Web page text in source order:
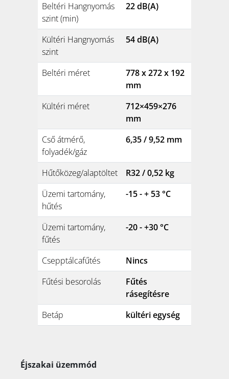
Beltéri Hangnyomás
szint (min)
22 dB(A)
Kültéri Hangnyomás
szint
54 dB(A)
Beltéri méret
778 x 272 x 192
mm
Kültéri méret
712×459×276
mm
Cső átmérő,
folyadék/gáz
6,35 / 9,52 mm
Hűtőközeg/alaptöltet
R32 / 0,52 kg
Üzemi tartomány,
hűtés
-15 - + 53 °C
Üzemi tartomány,
fűtés
-20 - +30 °C
Csepptálcafűtés
Nincs
Fűtési besorolás
Fűtés
rásegítésre
Betáp
kültéri egység
Éjszakai üzemmód